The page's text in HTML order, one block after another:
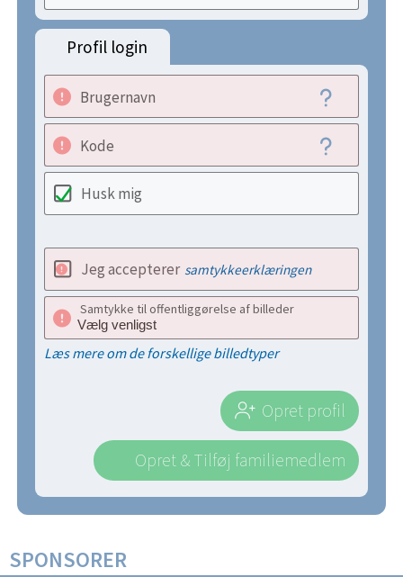
Profil login
Brugernavn
Kode
Husk mig
Jeg accepterer samtykkeerklæringen
Samtykke til offentliggørelse af billeder
Læs mere om de forskellige billedtyper
Opret profil
Opret & Tilføj familiemedlem
SPONSORER